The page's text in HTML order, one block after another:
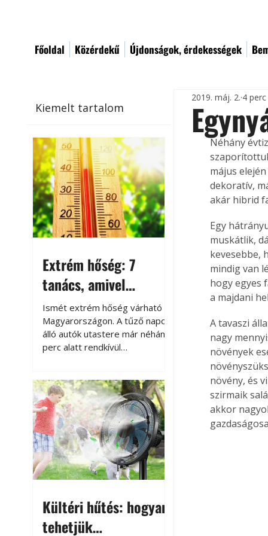
Főoldal Közérdekű Újdonságok, érdekességek
Kiemelt tartalom
Extrém hőség: 7
tanács, amivel
megóvhatjuk
autónkat a nyári
károktól
Ismét extrém hőség várható
Magyarországon. A tűző napon
álló autók utastere már néhány
perc alatt rendkívül
megközelítheti. Ez nemcsak a
beszállást teszi kellemetlenné,
hanem az autó állapotára és a
benne hagyott tárgyakra is
káros hatással lehet. Néhány
egyszerű óvintézkedéssel
azonban jelentősen
csökkenthetjük a hőség káros
Kültéri hűtés: hogyan
tehetjük
2019. máj. 2. 4
Néhány
május
dekoratív,
akár hibrid
Egy
muskátlik,
kevesebbe,
mindig van
hogy egyes
a majdani
A tavaszi
nagy
növények
növény, és
szirmaik
akkor